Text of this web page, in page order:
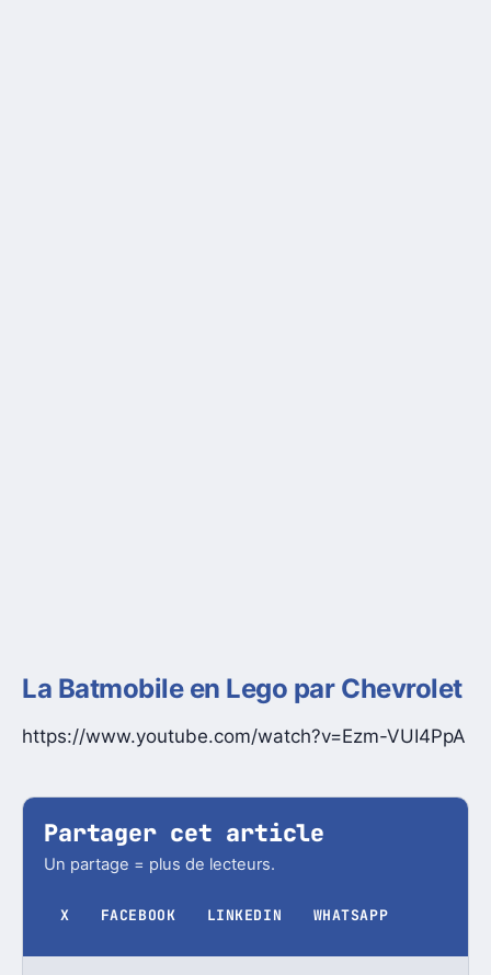
La Batmobile en Lego par Chevrolet
https://www.youtube.com/watch?v=Ezm-VUI4PpA
Partager cet article
Un partage = plus de lecteurs.
X FACEBOOK LINKEDIN WHATSAPP